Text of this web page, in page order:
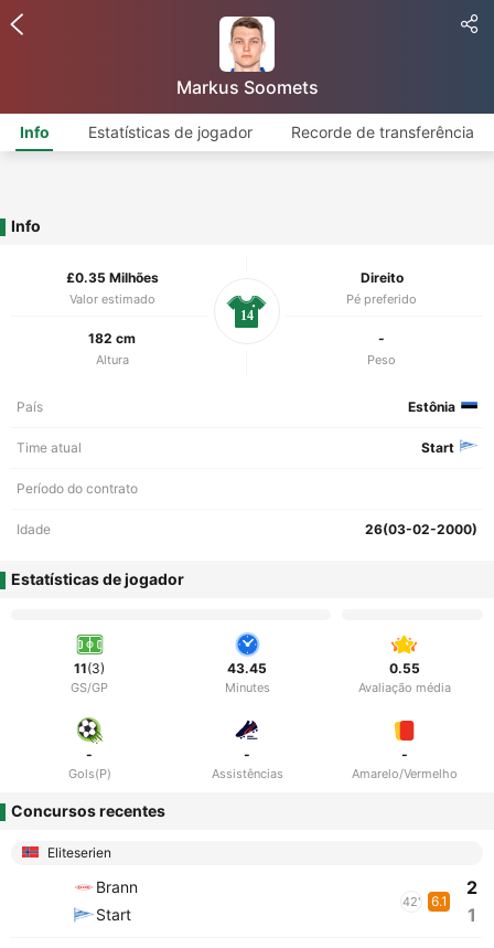
Markus Soomets
Info Estatísticas de jogador Recorde de transferência
Info
£0.35 Milhões
Valor estimado
Direito
Pé preferido
182 cm
Altura
-
Peso
14
País Estônia
Time atual Start
Período do contrato
Idade 26(03-02-2000)
Estatísticas de jogador
11(3)
GS/GP
43.45
Minutes
0.55
Avaliação média
-
Gols(P)
-
Assistências
-
Amarelo/Vermelho
Concursos recentes
Eliteserien
Brann
Start
42' 6.1
2
1